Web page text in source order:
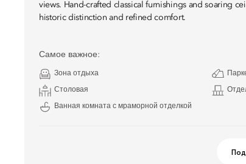
views. Hand-crafted classical furnishings and soaring
historic distinction and refined comfort.
Самое важное:
Зона отдыха
Столовая
Ванная комната с мраморной отделкой